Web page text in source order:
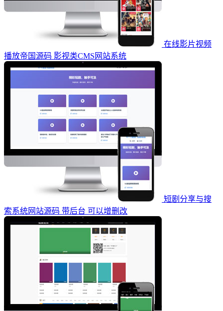
在线影片视频
播放帝国源码 影视类CMS网站系统
短剧分享与搜
索系统网站源码 带后台 可以增删改